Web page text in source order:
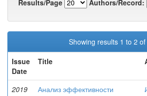
Results/Page
Authors/Record:
Showing results 1 to 2 of
Issue
Date
Title
2019
Анализ эффективности